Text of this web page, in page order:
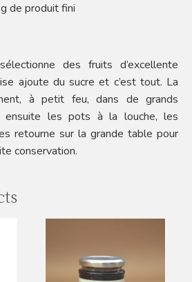
de produit fini
des fruits d’excellente
ajoute du sucre et c’est tout. La
à petit feu, dans de grands
ensuite les pots à la louche, les
retourne sur la grande table pour
conservation.